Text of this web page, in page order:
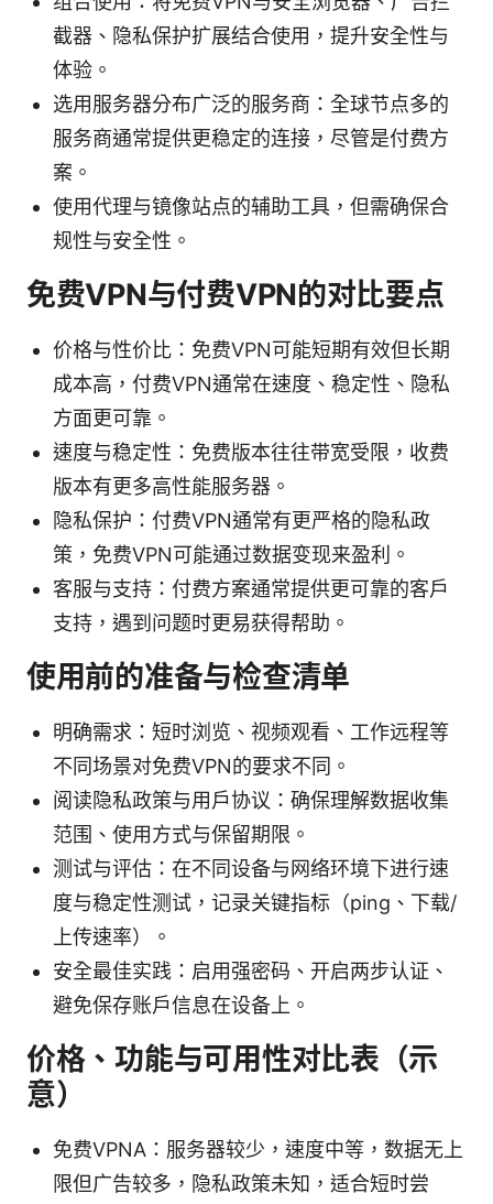
截器、隐私保护扩展结合使用，提升安全性与
体验。
选用服务器分布广泛的服务商：全球节点多的
服务商通常提供更稳定的连接，尽管是付费方
案。
使用代理与镜像站点的辅助工具，但需确保合
规性与安全性。
免费VPN与付费VPN的对比要点
价格与性价比：免费VPN可能短期有效但长期
成本高，付费VPN通常在速度、稳定性、隐私
方面更可靠。
速度与稳定性：免费版本往往带宽受限，收费
版本有更多高性能服务器。
隐私保护：付费VPN通常有更严格的隐私政
策，免费VPN可能通过数据变现来盈利。
客服与支持：付费方案通常提供更可靠的客户
支持，遇到问题时更易获得帮助。
使用前的准备与检查清单
明确需求：短时浏览、视频观看、工作远程等
不同场景对免费VPN的要求不同。
阅读隐私政策与用户协议：确保理解数据收集
范围、使用方式与保留期限。
测试与评估：在不同设备与网络环境下进行速
度与稳定性测试，记录关键指标（ping、下载/
上传速率）。
安全最佳实践：启用强密码、开启两步认证、
避免保存账户信息在设备上。
价格、功能与可用性对比表（示
意）
免费VPNA：服务器较少，速度中等，数据无上
限但广告较多，隐私政策未知，适合短时尝